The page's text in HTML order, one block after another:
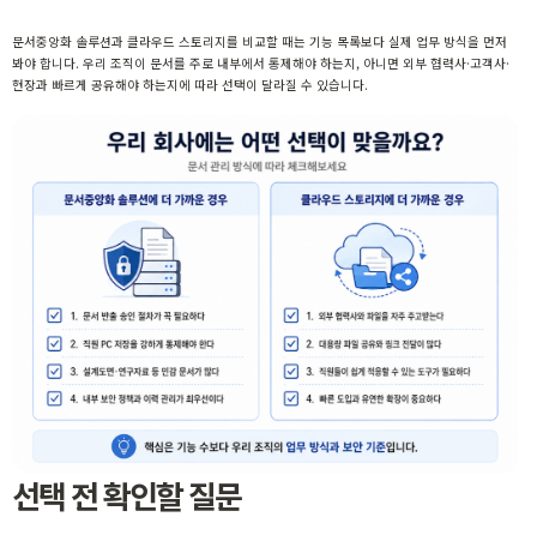
문서중앙화 솔루션과 클라우드 스토리지를 비교할 때는 기능 목록보다 실제 업무 방식을 먼저
봐야 합니다. 우리 조직이 문서를 주로 내부에서 통제해야 하는지, 아니면 외부 협력사·고객사·
현장과 빠르게 공유해야 하는지에 따라 선택이 달라질 수 있습니다.
선택 전 확인할 질문